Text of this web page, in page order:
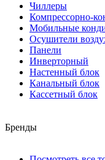
Чиллеры
Компрессорно-
Мобильные
Осушители
Панели
Инверторный
Настенный блок
Канальный блок
Кассетный блок
Бренды